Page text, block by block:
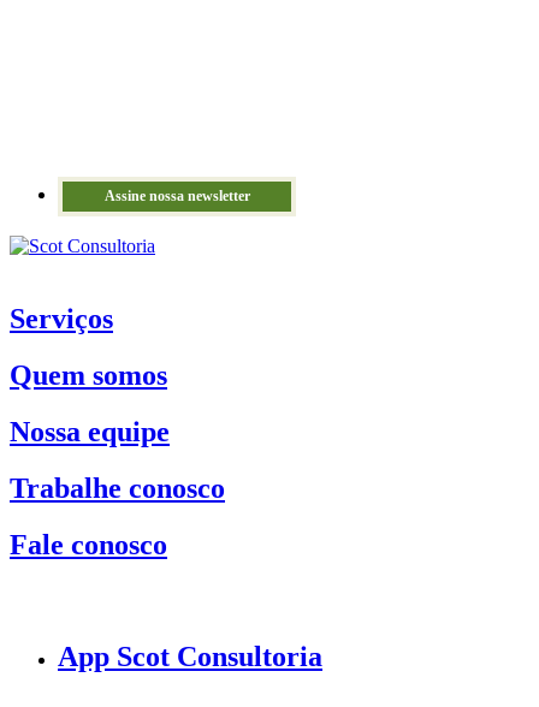
Assine nossa newsletter
Serviços
Quem somos
Nossa equipe
Trabalhe conosco
Fale conosco
App Scot Consultoria